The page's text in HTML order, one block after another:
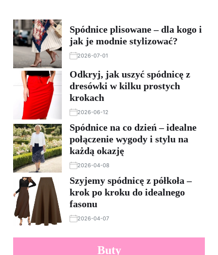
Spódnice plisowane – dla kogo i
jak je modnie stylizować?
2026-07-01
Odkryj, jak uszyć spódnicę z
dresówki w kilku prostych
krokach
2026-06-12
Spódnice na co dzień – idealne
połączenie wygody i stylu na
każdą okazję
2026-04-08
Szyjemy spódnicę z półkoła –
krok po kroku do idealnego
fasonu
2026-04-07
Buty